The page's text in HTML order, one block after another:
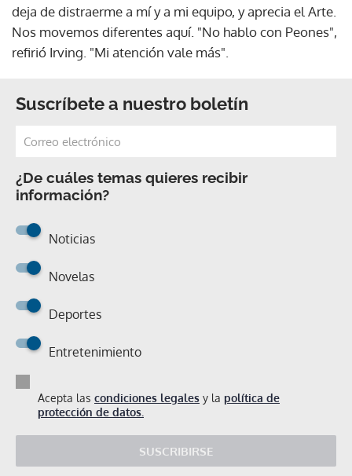
deja de distraerme a mí y a mi equipo, y aprecia el Arte.
Nos movemos diferentes aquí. "No hablo con Peones",
refirió Irving. "Mi atención vale más".
Suscríbete a nuestro boletín
¿De cuáles temas quieres recibir
información?
Noticias
Novelas
Deportes
Entretenimiento
Acepta las condiciones legales y la política de
protección de datos.
SUSCRIBIRSE